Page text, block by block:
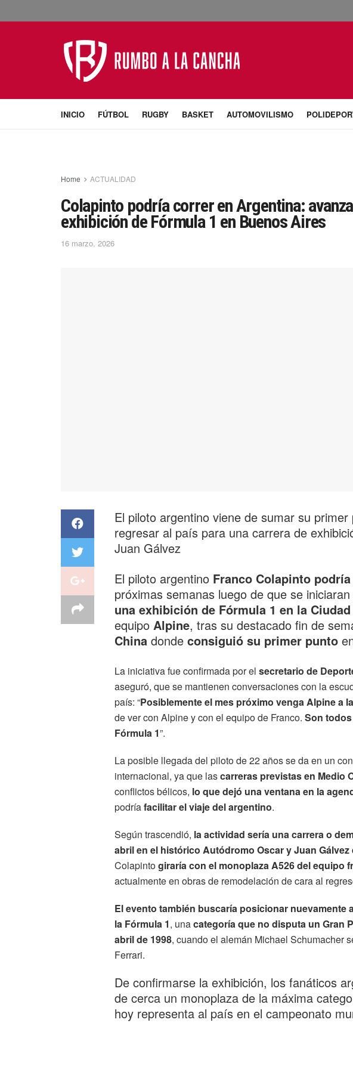
INICIO FÚTBOL RUGBY BASKET AUTOMOVILISMO
Home ACTUALIDAD
Colapinto podría correr en Argentina:
exhibición de Fórmula 1 en Buenos Aires
16 marzo, 2026
El piloto argentino viene de sumar su
regresar al país para una carrera de
Juan Gálvez
El piloto argentino Franco Colapinto
próximas semanas luego de que se iniciaran
una exhibición de Fórmula 1 en la
equipo Alpine, tras su destacado fin de
China donde consiguió su primer punto
La iniciativa fue confirmada por el secretario de
aseguró, que se mantienen conversaciones con la
país: “Posiblemente el mes próximo venga Alpine a
de ver con Alpine y con el equipo de Franco. Son
Fórmula 1”.
La posible llegada del piloto de 22 años se da en un
internacional, ya que lascarreras previstas en Medio
conflictos bélicos, lo que dejó una ventana en la
podríafacilitar el viaje del argentino.
Según trascendió, la actividad sería una carrera o
abril en el histórico Autódromo Oscar y Juan Gálvez
Colapintogiraría con el monoplaza A526 del equipo
actualmente en obras de remodelación de cara al
El evento también buscaría posicionar nuevamente
la Fórmula 1, unacategoría que no disputa un Gran
abril de 1998, cuando el alemán Michael Schumacher
Ferrari.
De confirmarse la exhibición, los fanáticos
de cerca un monoplaza de la máxima
hoy representa al país en el campeonato